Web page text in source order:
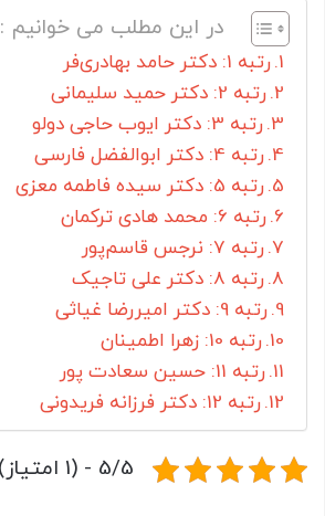
در این مطلب می خوانیم :
رتبه 1: دکتر حامد بهادری‌فر
رتبه 2: دکتر حمید سلیمانی
رتبه 3: دکتر ایوب حاجی دولو
رتبه 4: دکتر ابوالفضل فارسی
رتبه 5: دکتر سیده فاطمه معزی
رتبه 6: محمد هادی ترکمان
رتبه 7: نرجس قاسم‌پور
رتبه 8: دکتر علی تاجیک
رتبه 9: دکتر امیررضا غیاثی
رتبه 10: زهرا اطمینان
رتبه 11: حسین سعادت پور
رتبه 12: دکتر فرزانه فریدونی
5/5 - (1 امتیاز)